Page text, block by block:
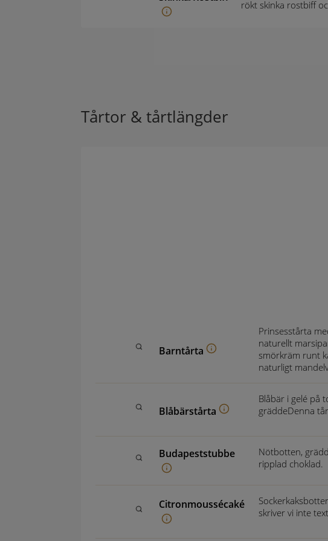
rökt skinka rostbiff
Tårtor & tårtlängder
Barntårta
Prinsesstårta
naturellt
smörkräm runt
naturligt
Blåbärstårta
Blåbär i gelé på
gräddeDenna
Budapeststubbe
Nötbotten,
ripplad choklad.
Citronmoussécaké
skriver vi inte